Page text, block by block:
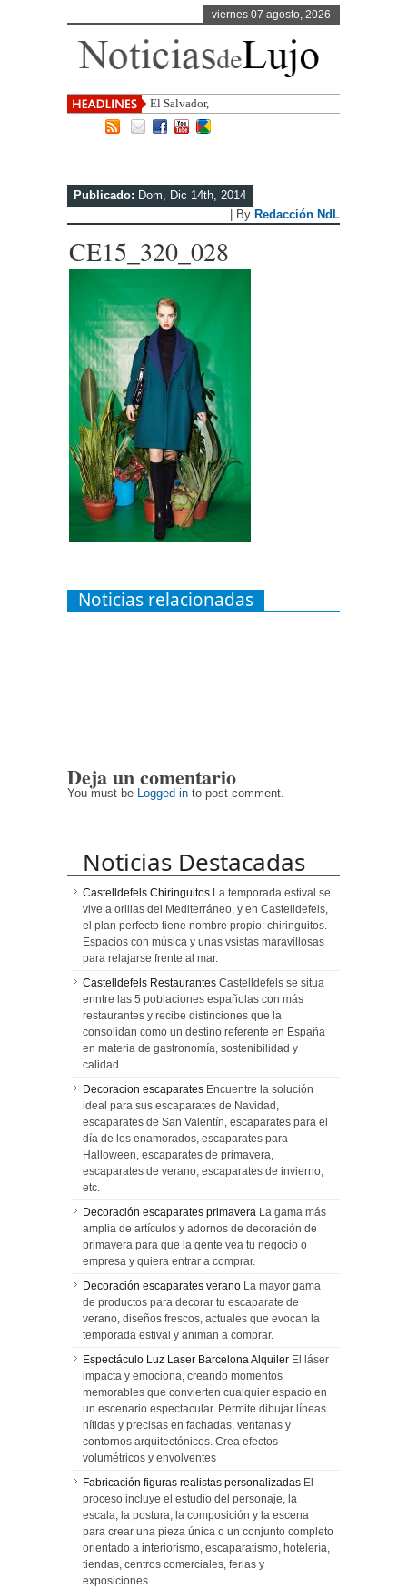
viernes 07 agosto, 2026
El Salvador, uno de los destinos con
Publicado: Dom, Dic 14th, 2014
| By Redacción NdL
CE15_320_028
Noticias relacionadas
Deja un comentario
You must be Logged in to post comment.
Noticias Destacadas
Castelldefels Chiringuitos La temporada estival se
vive a orillas del Mediterráneo, y en Castelldefels,
el plan perfecto tiene nombre propio: chiringuitos.
Espacios con música y unas vsistas maravillosas
para relajarse frente al mar.
Castelldefels Restaurantes Castelldefels se situa
enntre las 5 poblaciones españolas con más
restaurantes y recibe distinciones que la
consolidan como un destino referente en España
en materia de gastronomía, sostenibilidad y
calidad.
Decoracion escaparates Encuentre la solución
ideal para sus escaparates de Navidad,
escaparates de San Valentín, escaparates para el
día de los enamorados, escaparates para
Halloween, escaparates de primavera,
escaparates de verano, escaparates de invierno,
etc.
Decoración escaparates primavera La gama más
amplia de artículos y adornos de decoración de
primavera para que la gente vea tu negocio o
empresa y quiera entrar a comprar.
Decoración escaparates verano La mayor gama
de productos para decorar tu escaparate de
verano, diseños frescos, actuales que evocan la
temporada estival y animan a comprar.
Espectáculo Luz Laser Barcelona Alquiler El láser
impacta y emociona, creando momentos
memorables que convierten cualquier espacio en
un escenario espectacular. Permite dibujar líneas
nítidas y precisas en fachadas, ventanas y
contornos arquitectónicos. Crea efectos
volumétricos y envolventes
Fabricación figuras realistas personalizadas El
proceso incluye el estudio del personaje, la
escala, la postura, la composición y la escena
para crear una pieza única o un conjunto completo
orientado a interiorismo, escaparatismo, hotelería,
tiendas, centros comerciales, ferias y
exposiciones.